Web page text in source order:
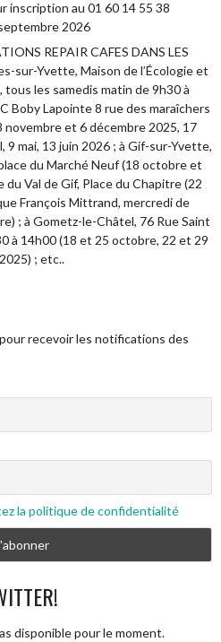
inscription au 01 60 14 55 38
2026
REPAIR CAFES DANS LES
sur-Yvette, Maison de l’Écologie et
les samedis matin de 9h30 à
Boby Lapointe 8 rue des maraîchers
novembre et 6 décembre 2025, 17
9 mai, 13 juin 2026 ; à Gif-sur-Yvette,
du Marché Neuf (18 octobre et
Val de Gif, Place du Chapitre (22
François Mittrand, mercredi de
; à Gometz-le-Châtel, 76 Rue Saint
à 14h00 (18 et 25 octobre, 22 et 29
; etc..
recevoir les notifications des
la politique de confidentialité
disponible pour le moment.